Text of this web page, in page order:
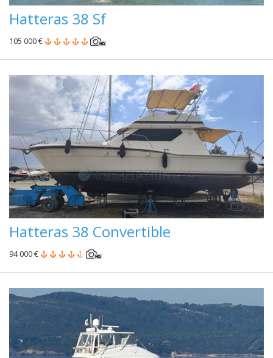
Hatteras 38 Sf
105 000 €
Hatteras 38 Convertible
94 000 €